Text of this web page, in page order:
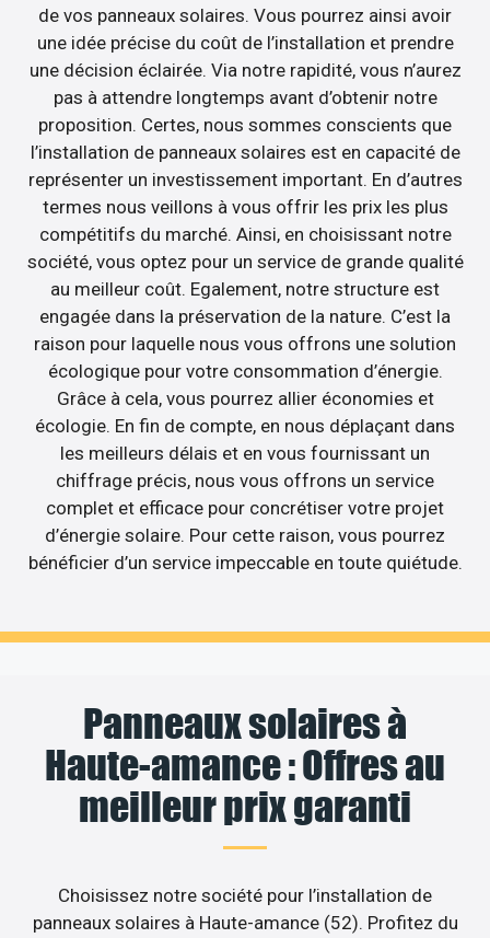
de vos panneaux solaires. Vous pourrez ainsi avoir
une idée précise du coût de l’installation et prendre
une décision éclairée. Via notre rapidité, vous n’aurez
pas à attendre longtemps avant d’obtenir notre
proposition. Certes, nous sommes conscients que
l’installation de panneaux solaires est en capacité de
représenter un investissement important. En d’autres
termes nous veillons à vous offrir les prix les plus
compétitifs du marché. Ainsi, en choisissant notre
société, vous optez pour un service de grande qualité
au meilleur coût. Egalement, notre structure est
engagée dans la préservation de la nature. C’est la
raison pour laquelle nous vous offrons une solution
écologique pour votre consommation d’énergie.
Grâce à cela, vous pourrez allier économies et
écologie. En fin de compte, en nous déplaçant dans
les meilleurs délais et en vous fournissant un
chiffrage précis, nous vous offrons un service
complet et efficace pour concrétiser votre projet
d’énergie solaire. Pour cette raison, vous pourrez
bénéficier d’un service impeccable en toute quiétude.
Panneaux solaires à
Haute-amance : Offres au
meilleur prix garanti
Choisissez notre société pour l’installation de
panneaux solaires à Haute-amance (52). Profitez du